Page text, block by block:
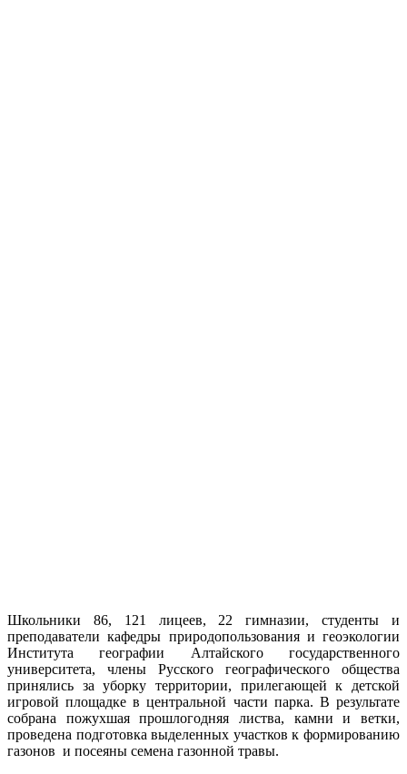
Школьники 86, 121 лицеев, 22 гимназии, студенты и
преподаватели кафедры природопользования и геоэкологии
Института географии Алтайского государственного
университета, члены Русского географического общества
принялись за уборку территории, прилегающей к детской
игровой площадке в центральной части парка. В результате
собрана пожухшая прошлогодняя листва, камни и ветки,
проведена подготовка выделенных участков к формированию
газонов и посеяны семена газонной травы.